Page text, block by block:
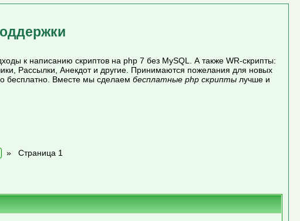
к написанию скриптов на php 7 без MySQL. А также WR-скрипты:
Рассылки, Анекдот и другие. Принимаются пожелания для новых
бесплатно. Вместе мы сделаем бесплатные php скриптылучше и
» Страница 1